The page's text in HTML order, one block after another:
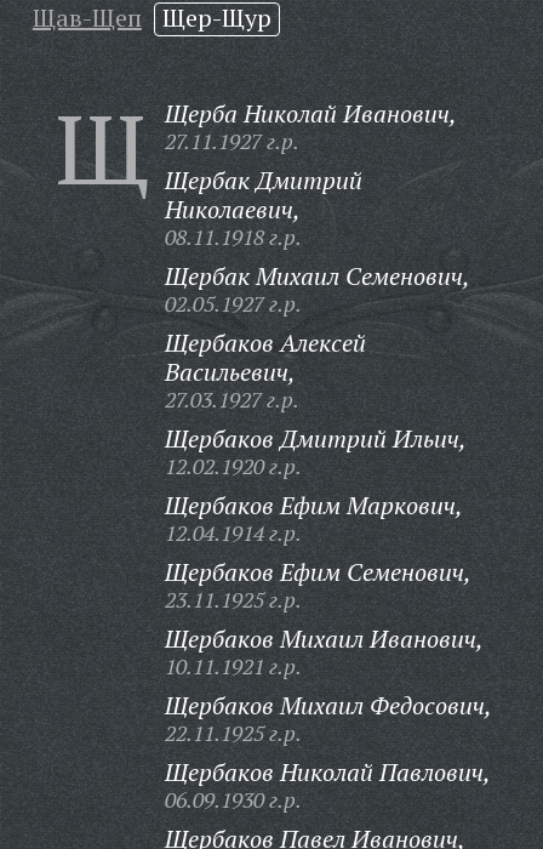
Щав-Щеп Щер-Щур
Щ Щерба Николай Иванович,
27.11.1927 г.р.
Щербак Дмитрий
Николаевич,
08.11.1918 г.р.
Щербак Михаил Семенович,
02.05.1927 г.р.
Щербаков Алексей
Васильевич,
27.03.1927 г.р.
Щербаков Дмитрий Ильич,
12.02.1920 г.р.
Щербаков Ефим Маркович,
12.04.1914 г.р.
Щербаков Ефим Семенович,
23.11.1925 г.р.
Щербаков Михаил Иванович,
10.11.1921 г.р.
Щербаков Михаил Федосович,
22.11.1925 г.р.
Щербаков Николай Павлович,
06.09.1930 г.р.
Щербаков Павел Иванович,